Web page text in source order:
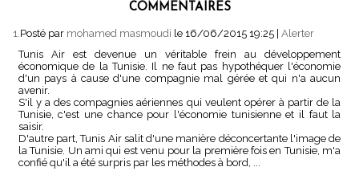
COMMENTAIRES
1. Posté par mohamed masmoudi le 16/06/2015 19:25 | Alerter
Tunis Air est devenue un véritable frein au développement
économique de la Tunisie. Il ne faut pas hypothéquer l'économie
d'un pays à cause d'une compagnie mal gérée et qui n'a aucun
avenir.
S'il y a des compagnies aériennes qui veulent opérer à partir de la
Tunisie, c'est une chance pour l'économie tunisienne et il faut la
saisir.
D'autre part, Tunis Air salit d'une manière déconcertante l'image de
la Tunisie. Un ami qui est venu pour la première fois en Tunisie, m'a
confié qu'il a été surpris par les méthodes à bord, ...